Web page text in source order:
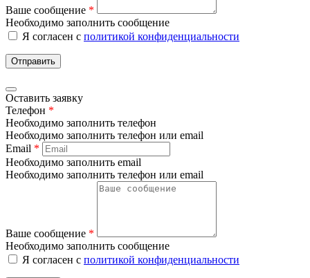
Ваше сообщение *
Необходимо заполнить сообщение
Я согласен с политикой конфиденциальности
Отправить
Оставить заявку
Телефон *
Необходимо заполнить телефон
Необходимо заполнить телефон или email
Email *
Необходимо заполнить email
Необходимо заполнить телефон или email
Ваше сообщение *
Необходимо заполнить сообщение
Я согласен с политикой конфиденциальности